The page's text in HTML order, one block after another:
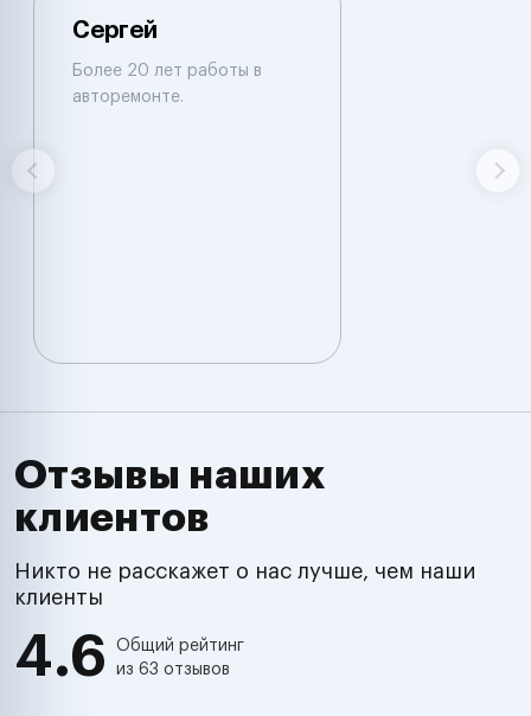
Сергей
Более 20 лет работы в
авторемонте.
Отзывы наших
клиентов
Никто не расскажет о нас лучше, чем наши
клиенты
4.6
Общий рейтинг
из 63 отзывов